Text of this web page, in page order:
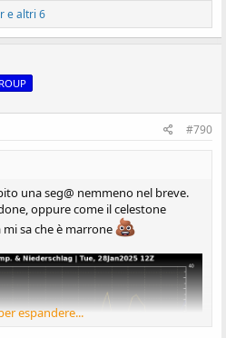
e altri 6
#790
una seg@ nemmeno nel breve.
oppure come il celestone
sa che è marrone
espandere...